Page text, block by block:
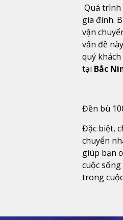
Quá trình
gia đình.
vận
vấn đề
quý
tại Bắc
Đền bù
Đặc biệt,
chuyển
giúp bạn
cuộc
trong